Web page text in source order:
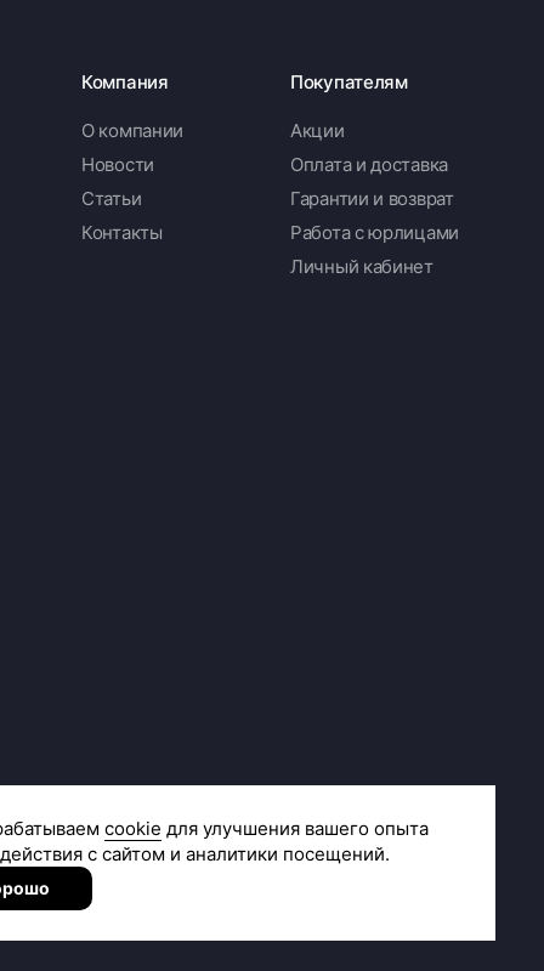
Компания
О компании
Новости
Статьи
Контакты
Покупателям
Акции
Оплата и доставка
Гарантии и возврат
Работа с юрлицами
Личный кабинет
Сделано в